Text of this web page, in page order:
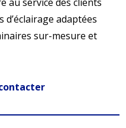
adaptées
sur-mesure et